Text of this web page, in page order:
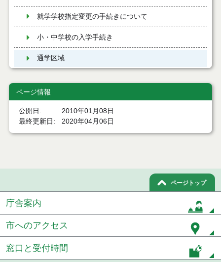
就学学校指定変更の手続きについて
小・中学校の入学手続き
通学区域
ページ情報
公開日
2010年01月08日
最終更新日
2020年04月06日
ページトップ
庁舎案内
市へのアクセス
窓口と受付時間